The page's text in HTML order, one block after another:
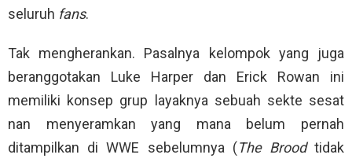
seluruh fans.
Tak mengherankan. Pasalnya kelompok yang juga
beranggotakan Luke Harper dan Erick Rowan ini
memiliki konsep grup layaknya sebuah sekte sesat
nan menyeramkan yang mana belum pernah
ditampilkan di WWE sebelumnya (The Broodtidak